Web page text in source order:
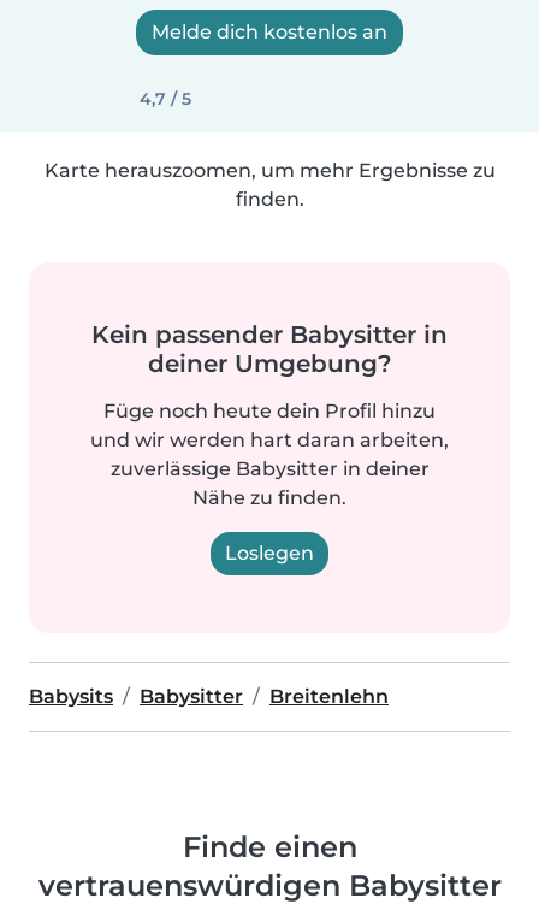
Melde dich kostenlos an
4,7 / 5
Karte herauszoomen, um mehr Ergebnisse zu
finden.
Kein passender Babysitter in
deiner Umgebung?
Füge noch heute dein Profil hinzu
und wir werden hart daran arbeiten,
zuverlässige Babysitter in deiner
Nähe zu finden.
Loslegen
Babysits Babysitter Breitenlehn
Finde einen
vertrauenswürdigen Babysitter